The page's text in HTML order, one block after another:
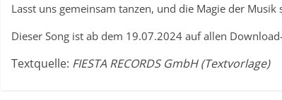
Lasst uns gemeinsam tanzen, und die Magie der Musik
Dieser Song ist ab dem 19.07.2024 auf allen
Textquelle: FIESTA RECORDS GmbH (Textvorlage)